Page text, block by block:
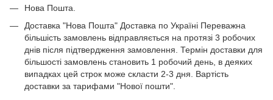
Стелажі лофт
Столик біля ліжка
Кутові навісні полиці
Купити стелаж для кухні
Шафи білого кольору
Нова Пошта.
Доставка "Нова Пошта" Доставка по Україні Переважна
більшість замовлень відправляється на протязі 3 робочих
днів після підтвердження замовлення. Термін доставки для
більшості замовлень становить 1 робочий день, в деяких
випадках цей строк може скласти 2-3 дня. Вартість
доставки за тарифами "Нової пошти".